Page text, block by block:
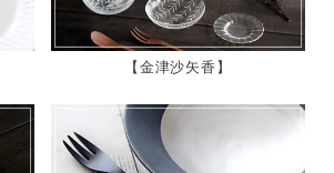
金津沙矢香